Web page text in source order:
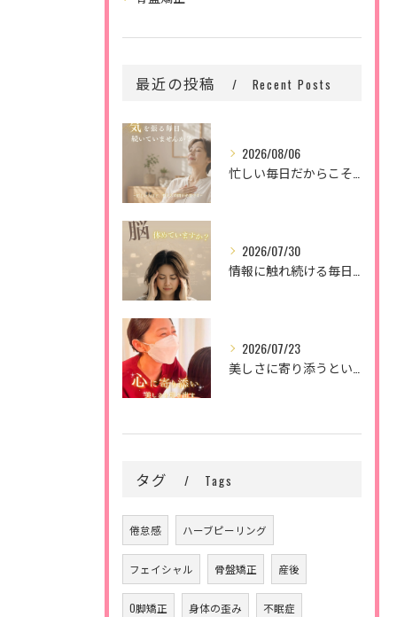
最近の投稿 Recent Posts
2026/08/06
忙しい毎日だからこそ、
2026/07/30
情報に触れ続ける毎日。
2026/07/23
美しさに寄り添うということ。
タグ Tags
倦怠感 ハーブピーリング
フェイシャル 骨盤矯正 産後
O脚矯正 身体の歪み 不眠症